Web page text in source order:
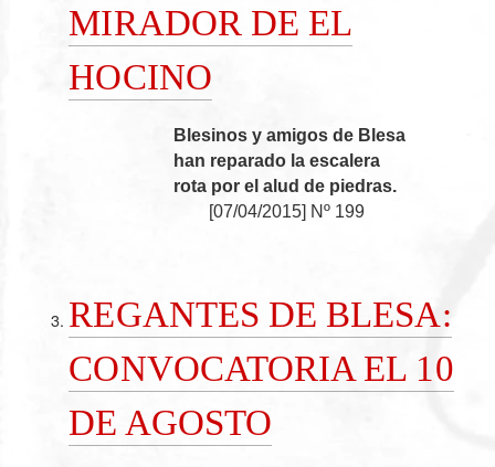
MIRADOR DE EL
HOCINO
Blesinos y amigos de Blesa
han reparado la escalera
rota por el alud de piedras.
[07/04/2015] Nº 199
REGANTES DE BLESA:
CONVOCATORIA EL 10
DE AGOSTO